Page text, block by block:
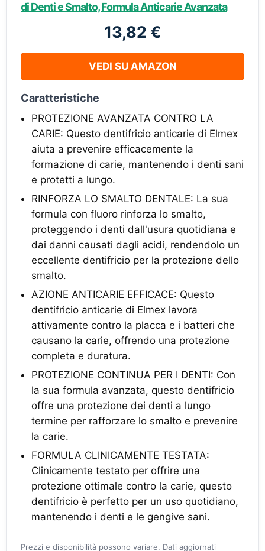
di Denti e Smalto, Formula Anticarie Avanzata
13,82 €
VEDI SU AMAZON
Caratteristiche
PROTEZIONE AVANZATA CONTRO LA
CARIE: Questo dentifricio anticarie di Elmex
aiuta a prevenire efficacemente la
formazione di carie, mantenendo i denti sani
e protetti a lungo.
RINFORZA LO SMALTO DENTALE: La sua
formula con fluoro rinforza lo smalto,
proteggendo i denti dall'usura quotidiana e
dai danni causati dagli acidi, rendendolo un
eccellente dentifricio per la protezione dello
smalto.
AZIONE ANTICARIE EFFICACE: Questo
dentifricio anticarie di Elmex lavora
attivamente contro la placca e i batteri che
causano la carie, offrendo una protezione
completa e duratura.
PROTEZIONE CONTINUA PER I DENTI: Con
la sua formula avanzata, questo dentifricio
offre una protezione dei denti a lungo
termine per rafforzare lo smalto e prevenire
la carie.
FORMULA CLINICAMENTE TESTATA:
Clinicamente testato per offrire una
protezione ottimale contro la carie, questo
dentifricio è perfetto per un uso quotidiano,
mantenendo i denti e le gengive sani.
Prezzi e disponibilità possono variare. Dati aggiornati